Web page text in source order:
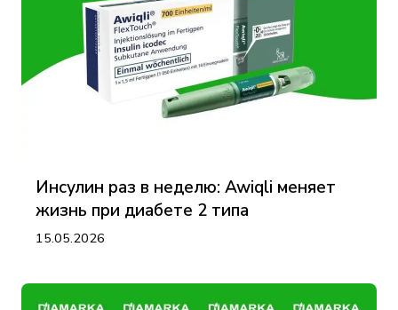
Инсулин раз в неделю: Awiqli меняет
жизнь при диабете 2 типа
15.05.2026